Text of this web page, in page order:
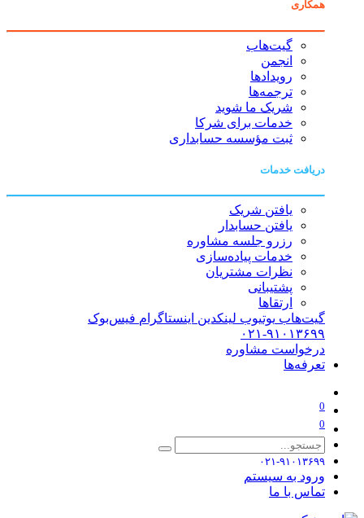
همکاری
گیت‌هاب
انجمن
رویدادها
ترجمه‌ها
شریک ما شوید
خدمات برای شرکا
ثبت مؤسسه حسابداری
دریافت خدمات
یافتن شریک
یافتن حسابدار
رزرو جلسه مشاوره
خدمات پیاده‌سازی
نظرات مشتریان
پشتیبانی
ارتقاها
گیت‌هاب یوتیوب لینکدین اینستاگرام فیس‌بوک
۰۲۱-۹۱۰۱۳۶۹۹
درخواست مشاوره
تعرفه‌ها
0
0
۰۲۱-۹۱۰۱۳۶۹۹
ورود به سیستم
تماس با ما